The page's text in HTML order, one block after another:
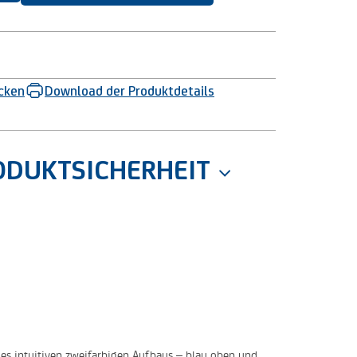
Download der Produktdetails